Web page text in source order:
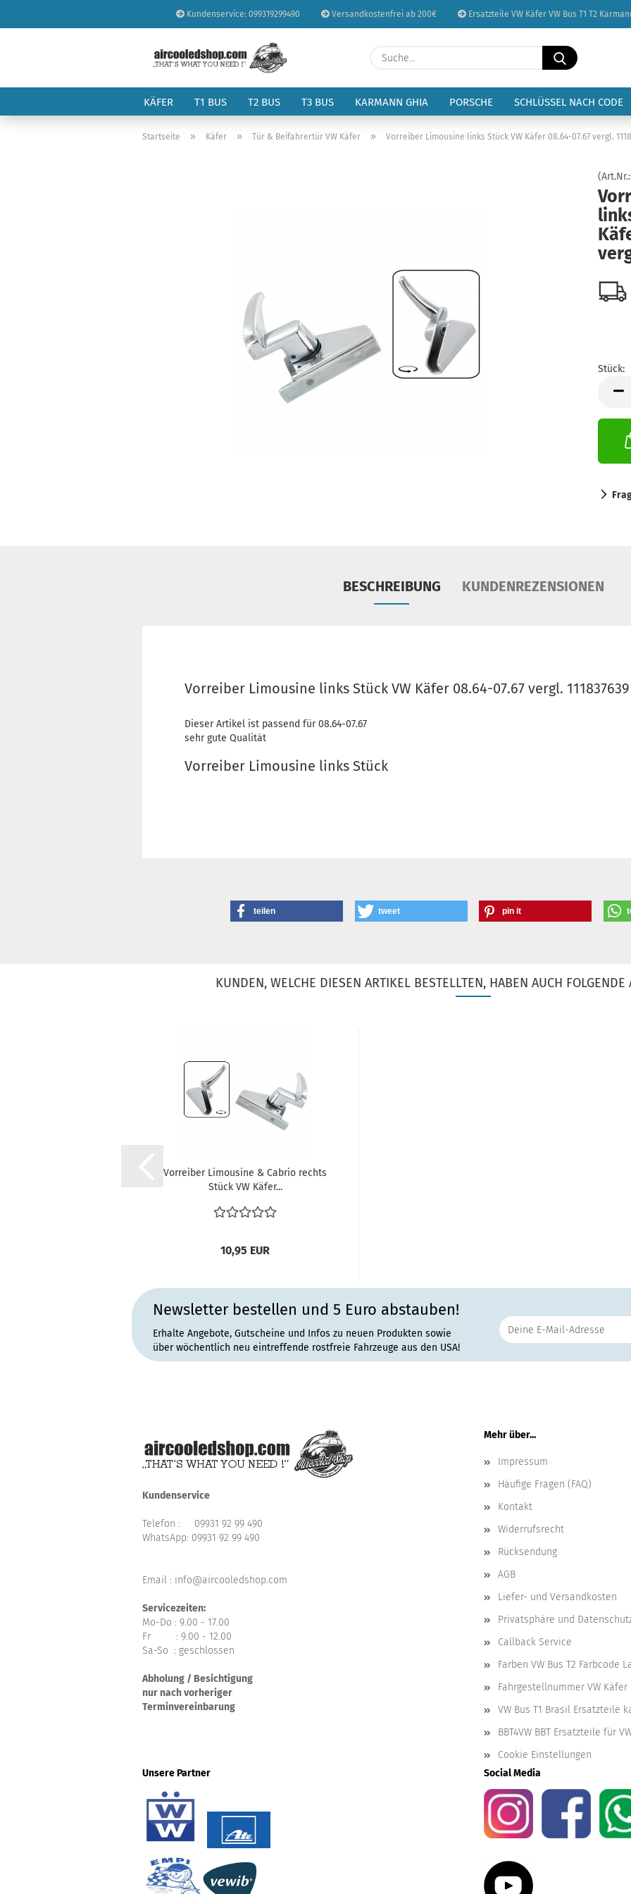
Kundenservice: 099319299490 Versandkostenfrei ab 200€ Ersatzteile VW Käfer VW Bus T1 T2
Sprache auswählen
Lieferland
Konto erstellen
Passwort
Suche...
KÄFER T1 BUS T2 BUS T3 BUS KARMANN GHIA PORSCHE SCHLÜSSEL NACH CODE
Startseite » Käfer » Tür & Beifahrertür VW Käfer » Vorreiber Limousine links Stück VW Käfer 08.64-07.67 vergl.
(Art.Nr.:
Stück:
Stück
BESCHREIBUNG KUNDENREZENSIONEN
Vorreiber Limousine links Stück VW Käfer 08.64-07.67 vergl.
Dieser Artikel ist passend für 08.64-07.67
sehr gute Qualität
Vorreiber Limousine links Stück
teilen tweet pin it
KUNDEN, WELCHE DIESEN ARTIKEL BESTELLTEN, HABEN AUCH FOLGENDE
Vorreiber Limousine & Cabrio rechts
Stück VW Käfer...
10,95 EUR
Newsletter bestellen und 5 Euro abstauben!
Erhalte Angebote, Gutscheine und Infos zu neuen Produkten sowie
über wöchentlich neu eintreffende rostfreie Fahrzeuge aus den USA!
Kundenservice
Telefon : 09931 92 99 490
WhatsApp: 09931 92 99 490
Email : info@aircooledshop.com
Servicezeiten:
Mo-Do : 9.00 - 17.00
Fr : 9.00 - 12.00
Sa-So : geschlossen
Abholung / Besichtigung
nur nach vorheriger
Terminvereinbarung
Mehr über...
Impressum
Häufige Fragen (FAQ)
Kontakt
Widerrufsrecht
Rücksendung
AGB
Liefer- und Versandkosten
Privatsphäre und
Callback Service
Farben VW Bus T2 Farbcode
Fahrgestellnummer VW Käfer
VW Bus T1 Brasil Ersatzteile
BBT4VW BBT Ersatzteile für
Cookie Einstellungen
Unsere Partner
Social Media